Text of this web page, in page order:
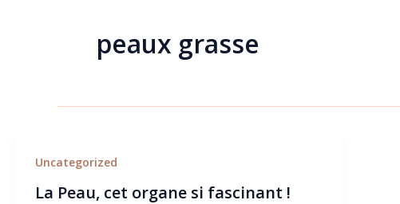
peaux grasse
Uncategorized
La Peau, cet organe si fascinant !